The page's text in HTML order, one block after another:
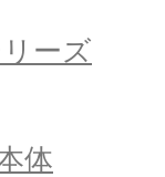
ーズ
体